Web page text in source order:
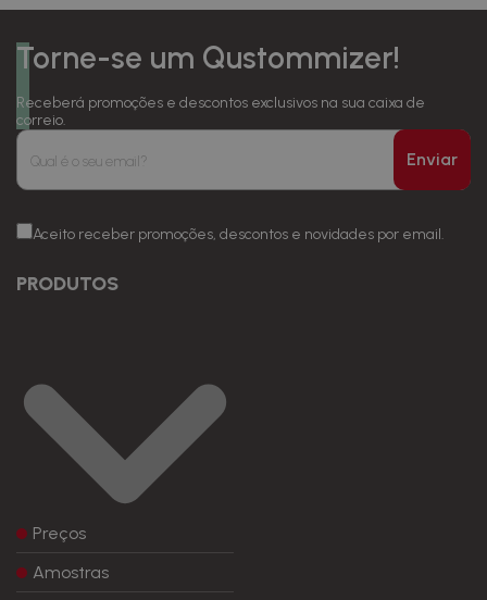
Torne-se um Qustommizer!
Receberá promoções e descontos exclusivos na sua caixa de
correio.
Enviar
Aceito receber promoções, descontos e novidades por email.
PRODUTOS
Preços
Amostras